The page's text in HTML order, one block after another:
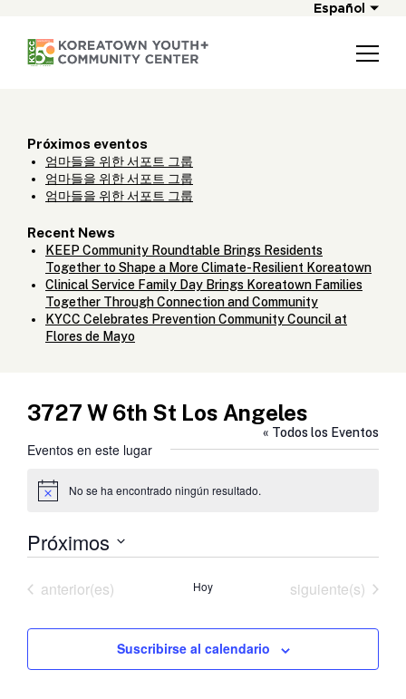
Español
Próximos eventos
엄마들을 위한 서포트 그룹
엄마들을 위한 서포트 그룹
엄마들을 위한 서포트 그룹
Recent News
KEEP Community Roundtable Brings Residents
Together to Shape a More Climate-Resilient Koreatown
Clinical Service Family Day Brings Koreatown Families
Together Through Connection and Community
KYCC Celebrates Prevention Community Council at
Flores de Mayo
3727 W 6th St Los Angeles
« Todos los Eventos
Eventos en este lugar
Aviso No se ha encontrado ningún resultado.
Próximos
fecha.
Eventos
anterior(es) Hoy Eventos
siguiente(s)
Suscribirse al calendario